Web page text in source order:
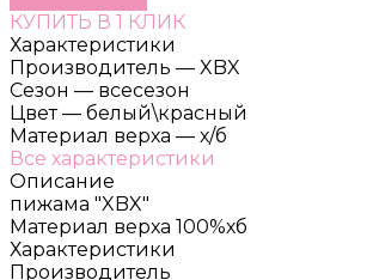
КУПИТЬ В 1 КЛИК
Характеристики
Производитель — XBX
Сезон — всесезон
Цвет — белый\красный
Материал верха — х/б
Все характеристики
Описание
пижама "XBX"
Материал верха 100%хб
Характеристики
Производитель